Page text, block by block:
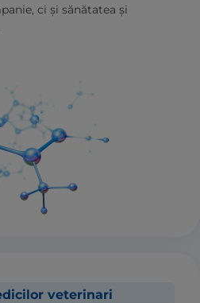
ci și sănătatea și
veterinari